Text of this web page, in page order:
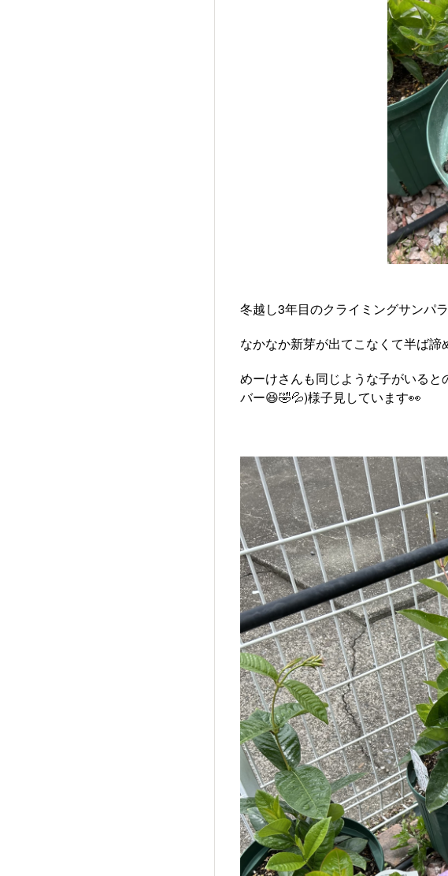
冬越し3年目のクライミングサンパ
なかなか新芽が出てこなくて半ば
めーけさんも同じような子がいる
バー😆🤣💦)様子見しています👀